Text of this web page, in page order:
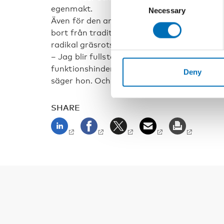
Necessary
Deny
egenmakt.
Även för den andra grundaren, Freyja
bort från traditionella
radikal gräsrotsrörelse.
– Jag blir fullständigt utmattad av att sitta
funktionshindersfrågor och vara den enda
säger hon. Och sen talar de om för oss hur
SHARE